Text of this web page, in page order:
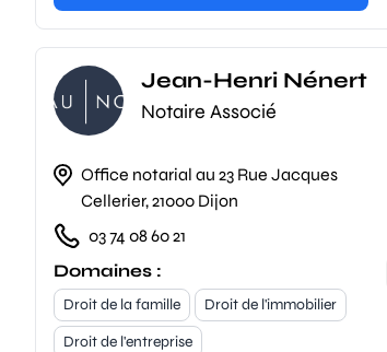
Jean-Henri Nénert
Notaire Associé
Office notarial au 23 Rue Jacques
Cellerier, 21000 Dijon
03 74 08 60 21
Domaines :
Droit de la famille
Droit de l'immobilier
Droit de l'entreprise